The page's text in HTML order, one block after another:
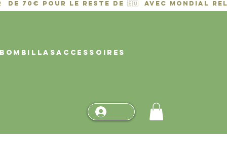
BOMBILLASACCESSOIRES